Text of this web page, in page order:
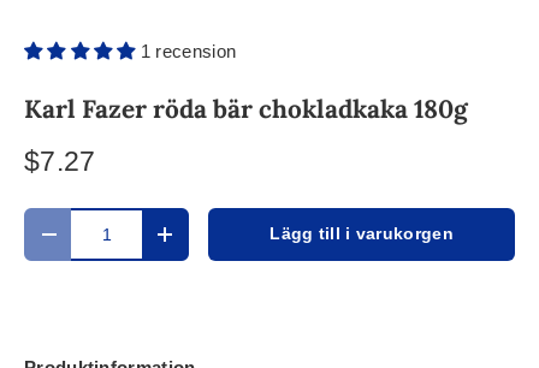
1 recension
Karl Fazer röda bär chokladkaka 180g
$7.27
Antal
Translation missing: sv.cart.items.decrease_quantity
Translation missing:Lägg till i varukorgen